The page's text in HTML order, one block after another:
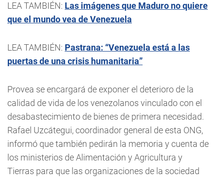
LEA TAMBIÉN: Las imágenes que Maduro no quiere
que el mundo vea de Venezuela
LEA TAMBIÉN: Pastrana: “Venezuela está a las
puertas de una crisis humanitaria”
Provea se encargará de exponer el deterioro de la
calidad de vida de los venezolanos vinculado con el
desabastecimiento de bienes de primera necesidad.
Rafael Uzcátegui, coordinador general de esta ONG,
informó que también pedirán la memoria y cuenta de
los ministerios de Alimentación y Agricultura y
Tierras para que las organizaciones de la sociedad